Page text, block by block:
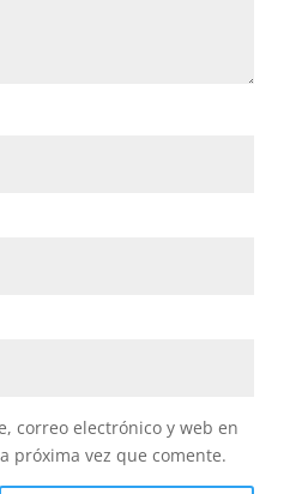
correo electrónico y web en
próxima vez que comente.